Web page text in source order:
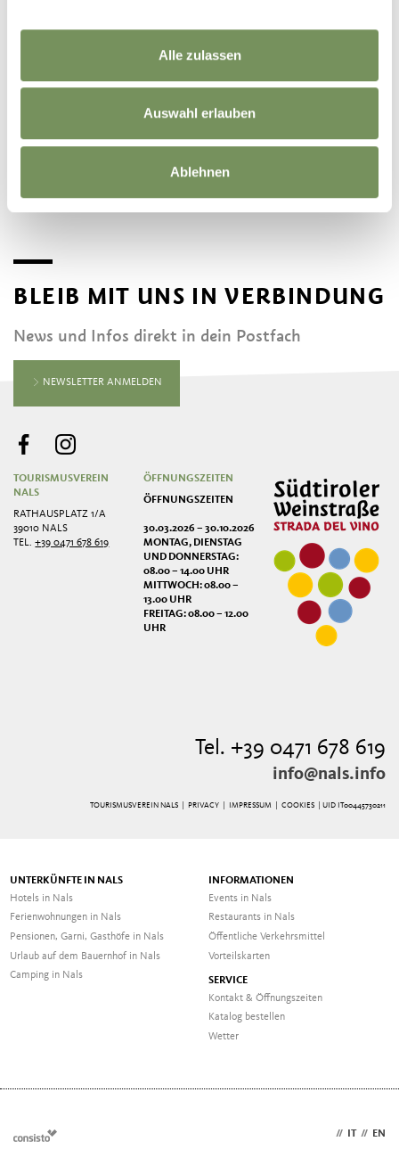
Alle zulassen
Auswahl erlauben
Ablehnen
ANREISE MIT DER BAHN
BLEIB MIT UNS IN VERBINDUNG
News und Infos direkt in dein Postfach
NEWSLETTER ANMELDEN
TOURISMUSVEREIN
NALS
RATHAUSPLATZ 1/A
39010 NALS
TEL.+39 0471 678 619
ÖFFNUNGSZEITEN
ÖFFNUNGSZEITEN
30.03.2026 – 30.10.2026
MONTAG, DIENSTAG
UND DONNERSTAG:
08.00 – 14.00 UHR
MITTWOCH: 08.00 –
13.00 UHR
FREITAG: 08.00 – 12.00
UHR
Tel. +39 0471 678 619
info@nals.info
TOURISMUSVEREIN NALS | PRIVACY| IMPRESSUM| COOKIES | UID IT00445730211
UNTERKÜNFTE IN NALS
Hotels in Nals
Ferienwohnungen in Nals
Pensionen, Garni, Gasthöfe in Nals
Urlaub auf dem Bauernhof in Nals
Camping in Nals
INFORMATIONEN
Events in Nals
Restaurants in Nals
Öffentliche Verkehrsmittel
Vorteilskarten
SERVICE
Kontakt & Öffnungszeiten
Katalog bestellen
Wetter
// // EN